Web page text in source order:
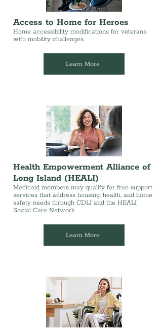
Access to Home for Heroes
Home accessibility modifications for veterans
with mobility challenges.
Learn More
Health Empowerment Alliance of
Long Island (HEALI)
Medicaid members may qualify for free support
services that address housing, health, and home
safety needs through CDLI and the HEALI
Social Care Network.
Learn More